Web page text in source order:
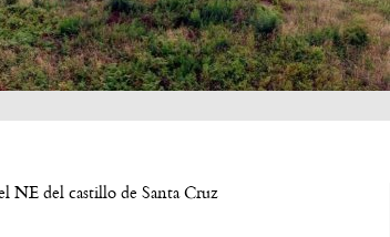
NE del castillo de Santa Cruz